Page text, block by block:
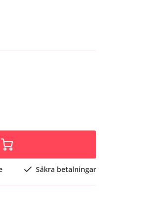
Säkra betalningar